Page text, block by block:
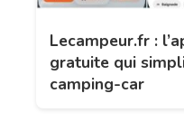
Lecampeur.fr :
gratuite qui
camping-car